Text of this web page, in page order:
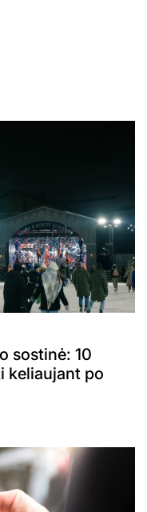
sostinė: 10
keliaujant po